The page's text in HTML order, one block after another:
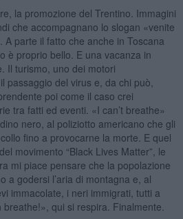
la promozione del Trentino. Immagini
che accompagnano lo slogan «venite
A parte il fatto che anche in Toscana
è proprio bello. E una vacanza in
Il turismo, uno dei motori
passaggio del virus e, da chi può,
poi come il caso crei
tra fatti ed eventi. «I can’t breathe»
nero, al poliziotto americano che gli
fino a provocarne la morte. E quel
movimento “Black Lives Matter”, le
mi piace pensare che la popolazione
a godersi l’aria di montagna e, al
immacolate, i neri immigrati, tutti a
qui si respira. Finalmente.